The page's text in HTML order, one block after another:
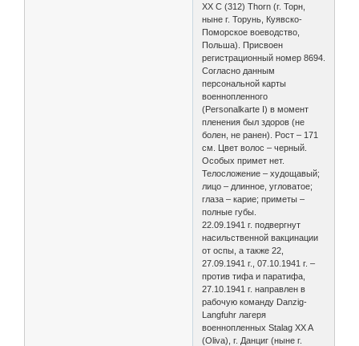
XX C (312) Thorn (г. Торн,
ныне г. Торунь, Куявско-
Поморское воеводство,
Польша). Присвоен
регистрационный номер 8694.
Согласно данным
персональной карты
военнопленного
(Personalkarte I) в момент
пленения был здоров (не
болен, не ранен). Рост – 171
см. Цвет волос – черный.
Особых примет нет.
Телосложение – худощавый;
лицо – длинное, угловатое;
глаза – карие; приметы –
полные губы.
22.09.1941 г. подвергнут
насильственной вакцинации
от оспы, а также 22,
27.09.1941 г., 07.10.1941 г. –
против тифа и паратифа,
27.10.1941 г. направлен в
рабочую команду Danzig-
Langfuhr лагеря
военнопленных Stalag XX A
(Oliva), г. Данциг (ныне г.